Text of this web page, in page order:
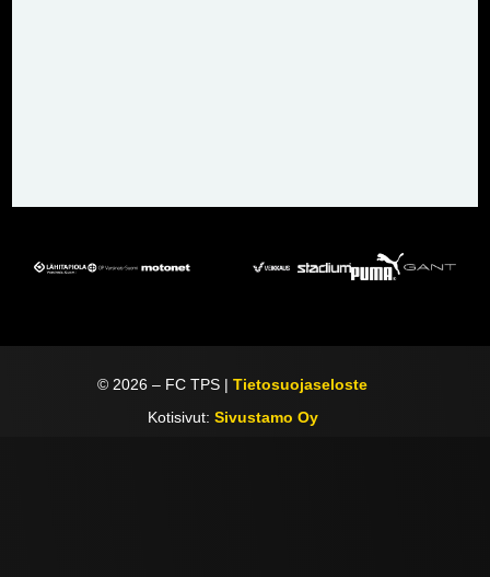
© 2026 – FC TPS |Tietosuojaseloste
Kotisivut: Sivustamo Oy